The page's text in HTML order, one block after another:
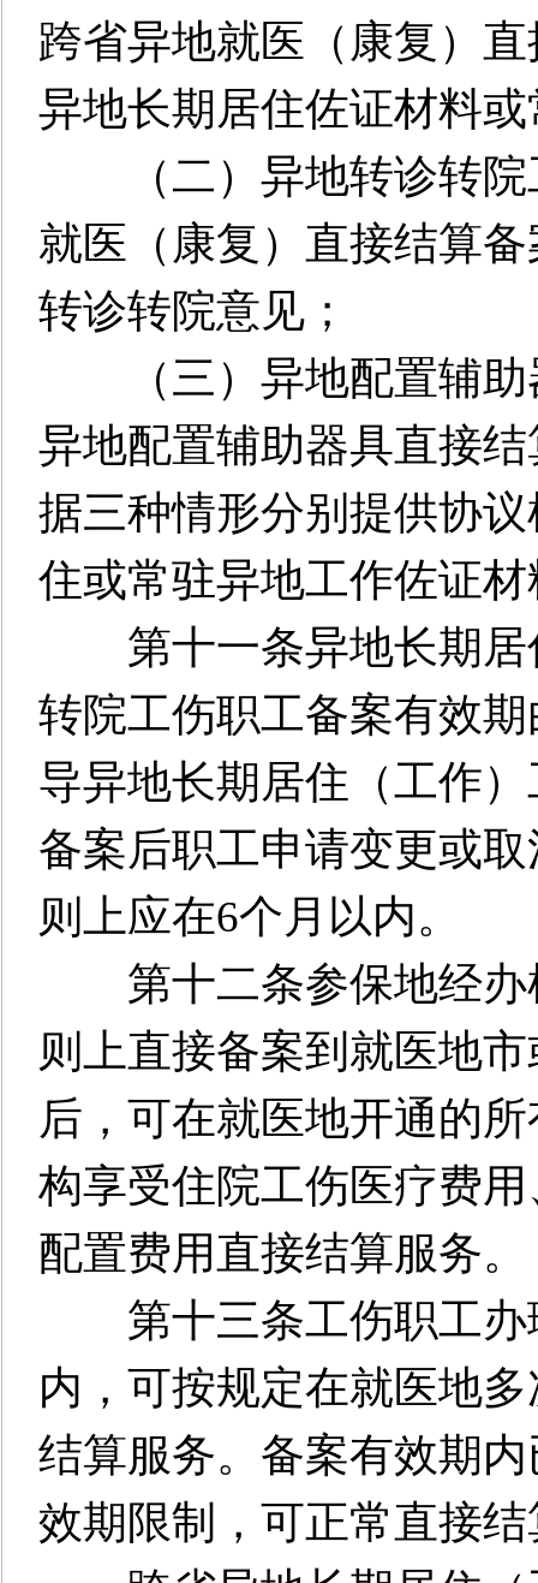
跨省异地就医（康复）
异地长期居住佐证材料
（二）异地转诊转院
就医（康复）直接结算
转诊转院意见；
（三）异地配置辅助
异地配置辅助器具直接
据三种情形分别提供协
住或常驻异地工作佐证材
第十一条异地长期居
转院工伤职工备案有效
导异地长期居住（工作
备案后职工申请变更或
则上应在6个月以内。
第十二条参保地经办
则上直接备案到就医地
后，可在就医地开通的
构享受住院工伤医疗费
配置费用直接结算服务。
第十三条工伤职工办
内，可按规定在就医地
结算服务。备案有效期
效期限制，可正常直接